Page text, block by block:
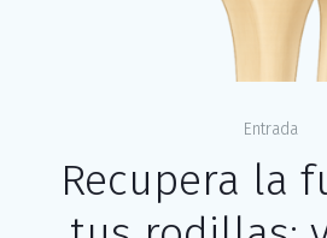
Entrada
Recupera la